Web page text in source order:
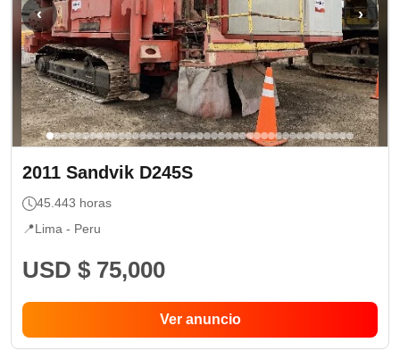
‹ ›
2011 Sandvik D245S
45.443 horas
📍Lima - Peru
USD $ 75,000
Ver anuncio